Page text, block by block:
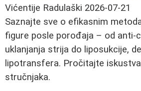
Vićentije Radulaški 2026-07-21
Saznajte sve o efikasnim
figure posle porođaja – od anti-
uklanjanja strija do liposukcije,
lipotransfera. Pročitajte
stručnjaka.